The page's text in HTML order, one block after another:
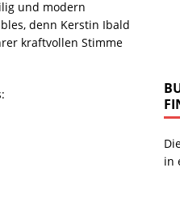
und modern
denn Kerstin Ibald
kraftvollen Stimme
in